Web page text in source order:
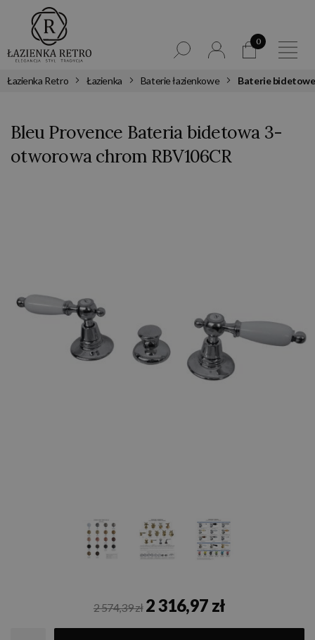
0
Łazienka Retro Łazienka Baterie łazienkowe Baterie bidetowe
Bleu Provence Bateria bidetowa 3-
otworowa chrom RBV106CR
2 574,39 zł 2 316,97 zł